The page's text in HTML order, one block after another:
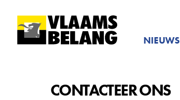
NIEUWS
CONTACTEER ONS